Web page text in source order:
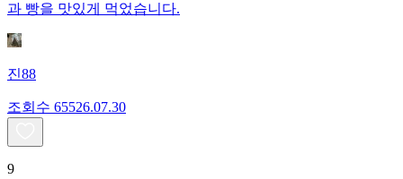
과 빵을 맛있게 먹었습니다.
진88
조회수 65526.07.30
9